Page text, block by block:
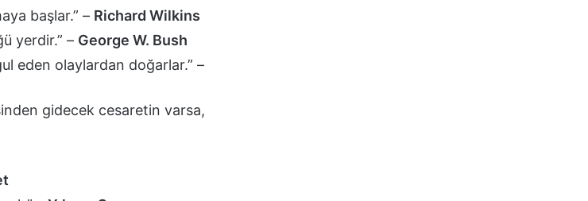
başlar.” – Richard Wilkins
yerdir.” – George W. Bush
eden olaylardan doğarlar.” –
gidecek cesaretin varsa,